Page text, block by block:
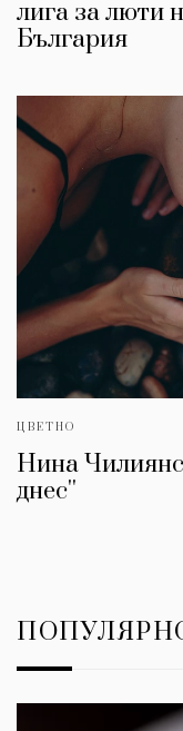
лига за люти
България
ЦВЕТНО
Нина
днес''